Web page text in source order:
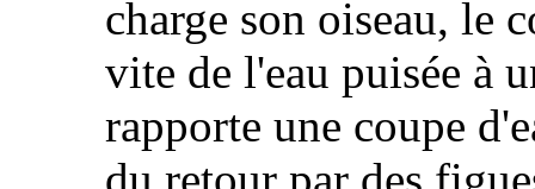
charge son oiseau, le
vite de l'eau puisée à
rapporte une coupe